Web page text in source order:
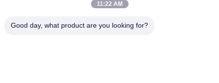
0086-18688885859
11:22 AM
Good day, what product are you looking for?